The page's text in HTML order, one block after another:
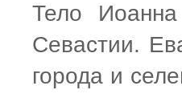
Тело
Севастии.
города и